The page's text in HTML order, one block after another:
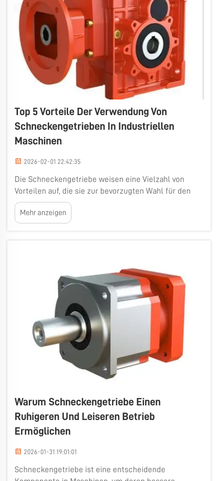
Top 5 Vorteile Der Verwendung Von
Schneckengetrieben In Industriellen
Maschinen
2026-02-01 22:42:35
Die Schneckengetriebe weisen eine Vielzahl von
Vorteilen auf, die sie zur bevorzugten Wahl für den
industriellen Einsatz machen. Erstens sind sie
äußerst effizient. Dadurch können sie Leistung von
einem Teil einer Maschine auf einen anderen
Mehr anzeigen
Warum Schneckengetriebe Einen
Ruhigeren Und Leiseren Betrieb
Ermöglichen
2026-01-31 19:01:01
Schneckengetriebe ist eine entscheidende